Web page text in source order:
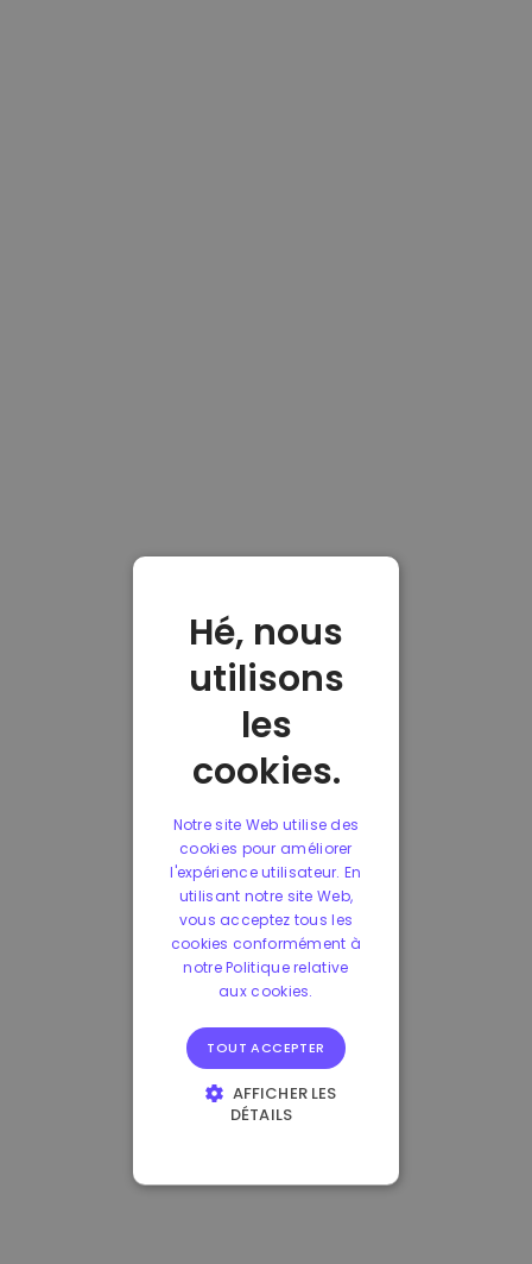
Hé, nous
utilisons
les
cookies.
Notre site Web utilise des
cookies pour améliorer
l'expérience utilisateur. En
utilisant notre site Web,
vous acceptez tous les
cookies conformément à
notre Politique relative
aux cookies.
TOUT ACCEPTER
AFFICHER LES
DÉTAILS